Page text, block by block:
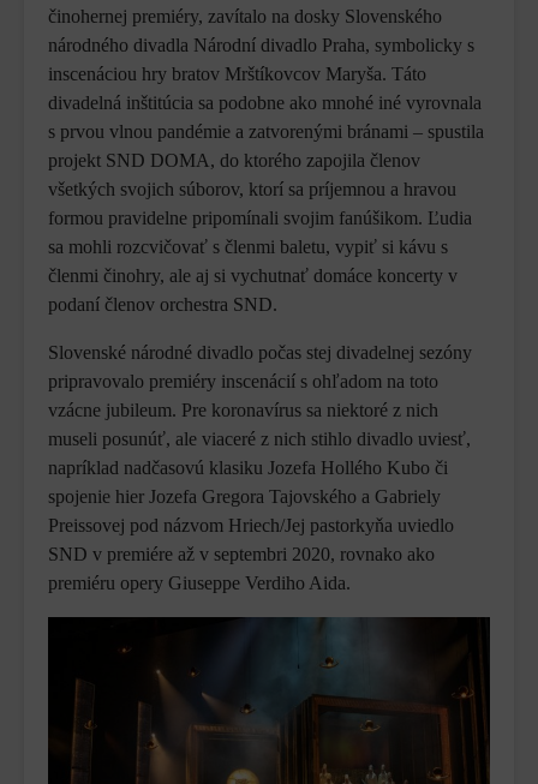
činohernej premiéry, zavítalo na dosky Slovenského
národného divadla Národní divadlo Praha, symbolicky s
inscenáciou hry bratov Mrštíkovcov Maryša. Táto
divadelná inštitúcia sa podobne ako mnohé iné vyrovnala
s prvou vlnou pandémie a zatvorenými bránami – spustila
projekt SND DOMA, do ktorého zapojila členov
všetkých svojich súborov, ktorí sa príjemnou a hravou
formou pravidelne pripomínali svojim fanúšikom. Ľudia
sa mohli rozcvičovať s členmi baletu, vypiť si kávu s
členmi činohry, ale aj si vychutnať domáce koncerty v
podaní členov orchestra SND.
Slovenské národné divadlo počas stej divadelnej sezóny
pripravovalo premiéry inscenácií s ohľadom na toto
vzácne jubileum. Pre koronavírus sa niektoré z nich
museli posunúť, ale viaceré z nich stihlo divadlo uviesť,
napríklad nadčasovú klasiku Jozefa Hollého Kubo či
spojenie hier Jozefa Gregora Tajovského a Gabriely
Preissovej pod názvom Hriech/Jej pastorkyňa uviedlo
SND v premiére až v septembri 2020, rovnako ako
premiéru opery Giuseppe Verdiho Aida.